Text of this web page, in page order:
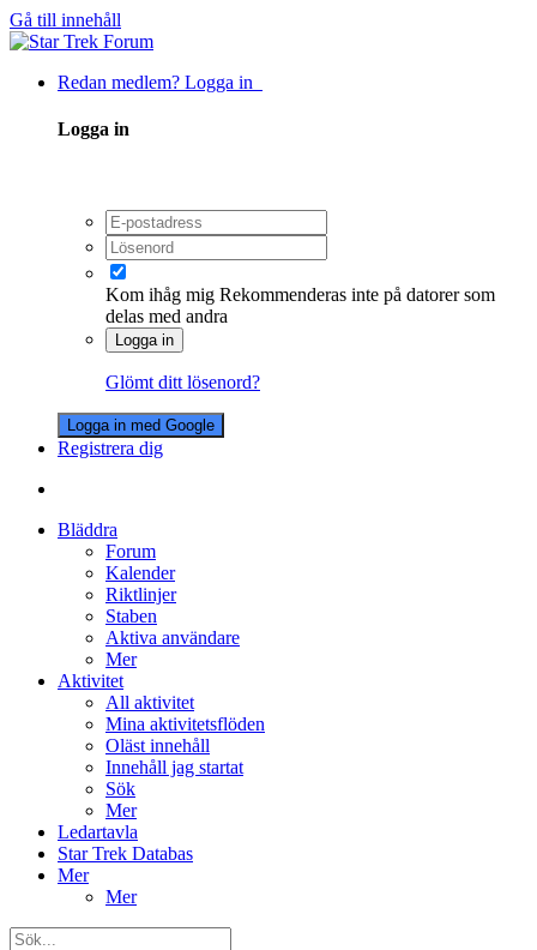
Gå till innehåll
Redan medlem? Logga in
Logga in
Kom ihåg mig Rekommenderas inte på datorer som
delas med andra
Logga in
Glömt ditt lösenord?
Logga in med Google
Registrera dig
Bläddra
Forum
Kalender
Riktlinjer
Staben
Aktiva användare
Mer
Aktivitet
All aktivitet
Mina aktivitetsflöden
Oläst innehåll
Innehåll jag startat
Sök
Mer
Ledartavla
Star Trek Databas
Mer
Mer